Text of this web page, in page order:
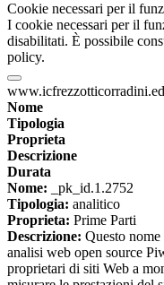
Cookie necessari per il
I cookie necessari per il
disabilitati. È possibile
policy.
Nome
Tipologia
Proprieta
Descrizione
Durata
Nome: _pk_id.1.2752
Tipologia: analitico
Proprieta: Prime Parti
Descrizione: Questo
analisi web open source
proprietari di siti Web a